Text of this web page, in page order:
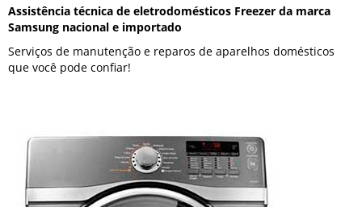
Assistência técnica de eletrodomésticos Freezer da marca
Samsung nacional e importado
Serviços de manutenção e reparos de aparelhos domésticos
que você pode confiar!